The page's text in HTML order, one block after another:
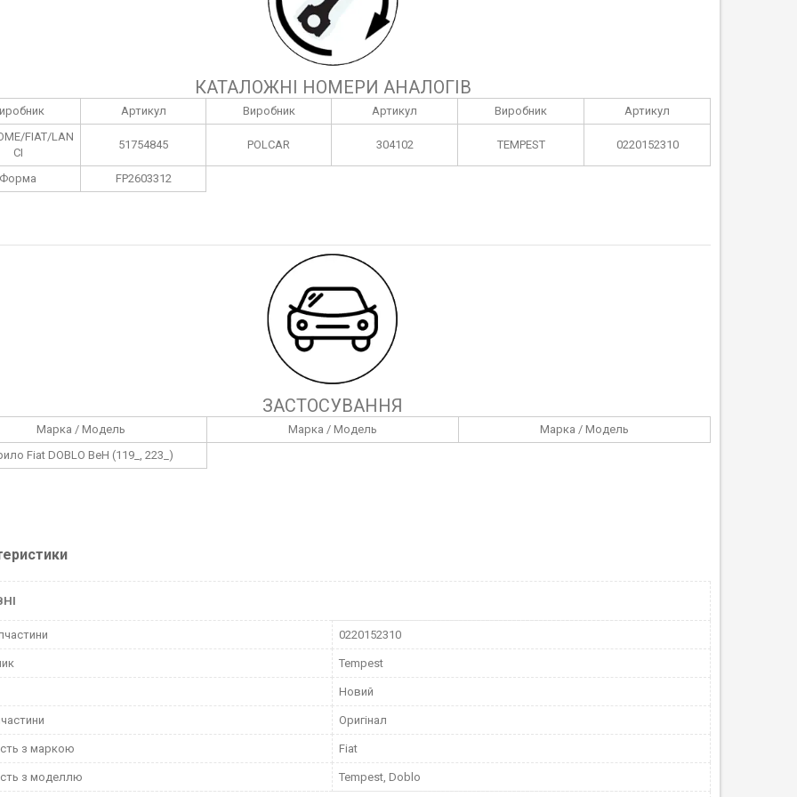
КАТАЛОЖНІ НОМЕРИ АНАЛОГІВ
Артикул Виробник Артикул Виробник
Артикул
FIAT/LAN
CI
51754845 POLCAR 304102 TEMPEST 0220152310
Форма FP2603312
ЗАСТОСУВАННЯ
Марка / Модель Марка / Модель
Марка / Модель
Fiat DOBLO ВеН (119_, 223_)
0220152310
Tempest
Новий
Оригінал
з маркою Fiat
з моделлю Tempest, Doblo